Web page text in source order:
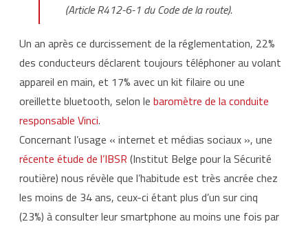
(Article R412-6-1 du Code de la route).
Un an après ce durcissement de la réglementation, 22%
des conducteurs déclarent toujours téléphoner au volant
appareil en main, et 17% avec un kit filaire ou une
oreillette bluetooth, selon le baromètre de la conduite
responsable Vinci.
Concernant l’usage « internet et médias sociaux », une
récente étude de l’IBSR (Institut Belge pour la Sécurité
routière) nous révèle que l’habitude est très ancrée chez
les moins de 34 ans, ceux-ci étant plus d’un sur cinq
(23%) à consulter leur smartphone au moins une fois par